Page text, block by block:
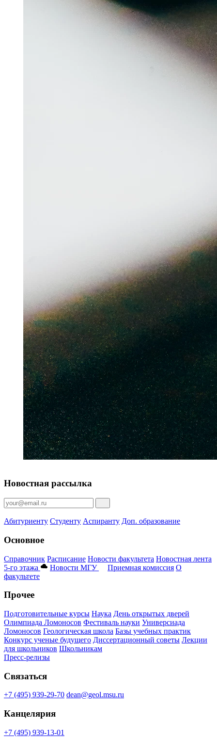
Новостная рассылка
Абитуриенту Студенту Аспиранту Доп. образование
Основное
Справочник Расписание Новости факультета Новостная лента
5-го этажа
Новости МГУ Приемная комиссия О
факультете
Прочее
Подготовительные курсы Наука День открытых дверей
Олимпиада Ломоносов Фестиваль науки Универсиада
Ломоносов Геологическая школа Базы учебных практик
Конкурс ученые будущего Диссертационный советы Лекции
для школьников Школьникам
Пресс-релизы
Связаться
+7 (495) 939-29-70 dean@geol.msu.ru
Канцелярия
+7 (495) 939-13-01